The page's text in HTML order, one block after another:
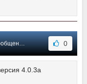
#59 0
4.0.3a